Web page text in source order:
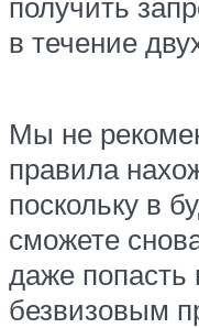
в течение
Мы не
правила
поскольку в
сможете
даже попасть
безвизовым